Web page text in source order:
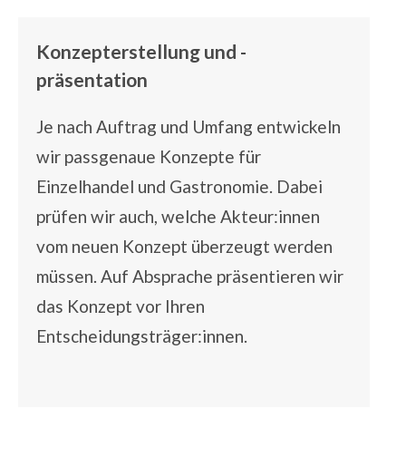
Konzepterstellung und -
präsentation
Je nach Auftrag und Umfang entwickeln
wir passgenaue Konzepte für
Einzelhandel und Gastronomie. Dabei
prüfen wir auch, welche Akteur:innen
vom neuen Konzept überzeugt werden
müssen. Auf Absprache präsentieren wir
das Konzept vor Ihren
Entscheidungsträger:innen.